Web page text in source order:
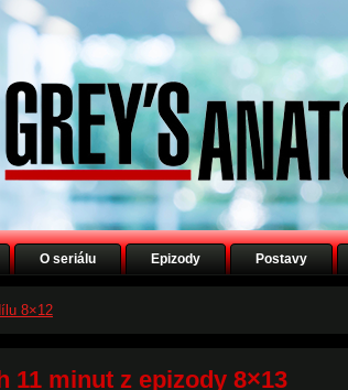
O seriálu Epizody Postavy
8×12
11 minut z epizody 8×13